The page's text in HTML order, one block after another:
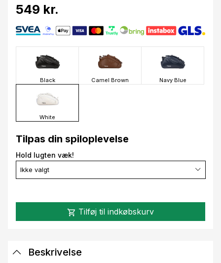
549 kr.
Black Camel Brown Navy Blue
White
Tilpas din spiloplevelse
Hold lugten væk!
Ikke valgt
shopping_cart Tilføj til indkøbskurv
Beskrivelse